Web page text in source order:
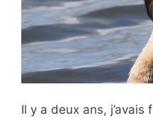
Il y a deux ans,